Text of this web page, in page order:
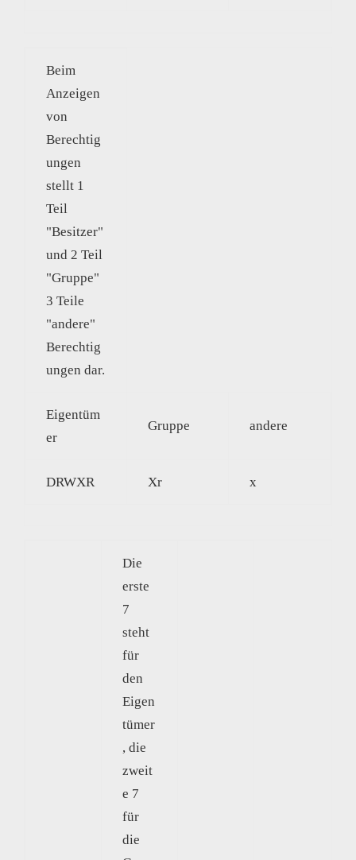
Beim
Anzeigen
von
Berechtig
ungen
stellt 1
Teil
"Besitzer"
und 2 Teil
"Gruppe"
3 Teile
"andere"
Berechtig
ungen dar.
Eigentüm
er
Gruppe andere
DRWXR Xr x
Die
erste
7
steht
für
den
Eigen
tümer
, die
zweit
e 7
für
die